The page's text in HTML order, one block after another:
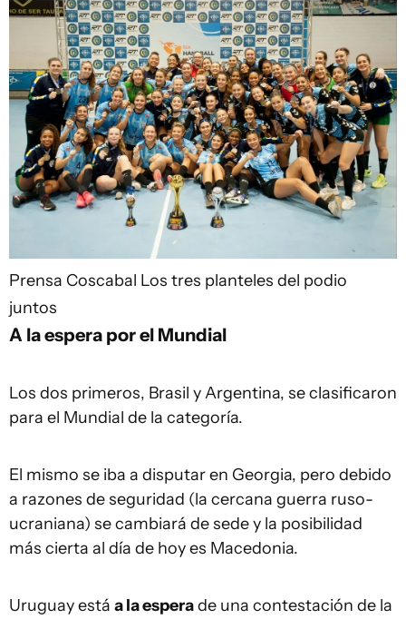
Prensa Coscabal Los tres planteles del podio
juntos
A la espera por el Mundial
Los dos primeros, Brasil y Argentina, se clasificaron
para el Mundial de la categoría.
El mismo se iba a disputar en Georgia, pero debido
a razones de seguridad (la cercana guerra ruso-
ucraniana) se cambiará de sede y la posibilidad
más cierta al día de hoy es Macedonia.
Uruguay está a la esperade una contestación de la